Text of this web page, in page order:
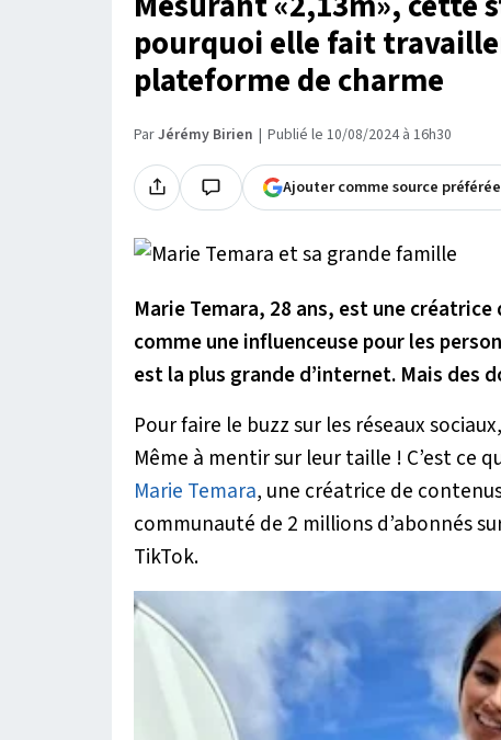
pourquoi elle fait
plateforme de charme
ParJérémy Birien Publié le 10/08/2024 à 16h30
Ajouter comme source préférée
Marie Temara, 28 ans, est une
comme une influenceuse pour les
est la plus grande d’internet. Mais des
Pour faire le buzz sur les réseaux
Même à mentir sur leur taille ! C’est ce
Marie Temara, une créatrice de
communauté de 2 millions d’abonnés
TikTok.